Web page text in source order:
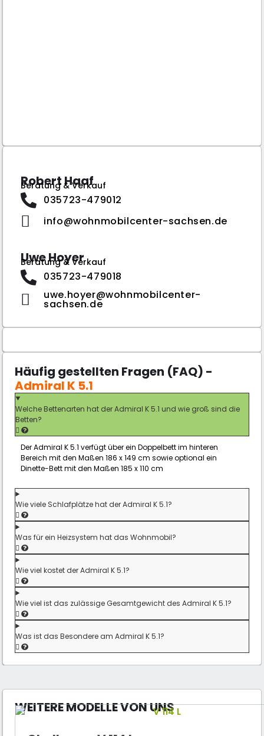
Robert Haaf
Beratung & Verkauf
035723-479012
info@wohnmobilcenter-sachsen.de
Uwe Hoyer
Beratung & Verkauf
035723-479018
uwe.hoyer@wohnmobilcenter-
sachsen.de
Häufig gestellten Fragen (FAQ) -
Admiral K 5.1
Welche Bettenarten hat der Admiral K 5.1 und wie groß sind die
Betten?
Der Admiral K 5.1 verfügt über ein Doppelbett im hinteren
Bereich mit den Maßen 186 x 149 cm sowie optional ein
Dinette-Bett mit den Maßen 185 x 110 cm
Wie viele Schlafplätze hat der Admiral K 5.1?
Was für ein Heizsystem hat das Wohnmobil?
Wie viel kostet der Admiral K 5.1?
Wie viel ist das zulässige Gesamtgewicht des Admiral K 5.1?
Was ist das Besondere am Admiral K 5.1?
WEITERE MODELLE VON UNS